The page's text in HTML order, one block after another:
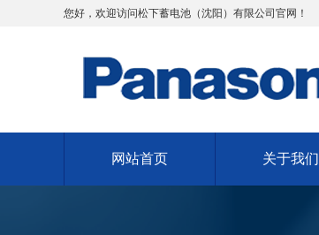
您好，欢迎访问松下蓄电池（沈阳）有限公司官网！
网站首页 关于我们